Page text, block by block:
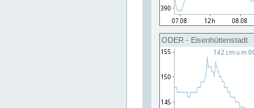
ODER - Eisenhüttenstadt